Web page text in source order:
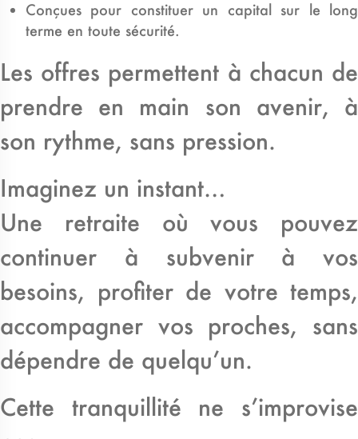
Conçues pour constituer un capital sur le long
terme en toute sécurité.
Les offres permettent à chacun de
prendre en main son avenir, à
son rythme, sans pression.
Imaginez un instant…
Une retraite où vous pouvez
continuer à subvenir à vos
besoins, profiter de votre temps,
accompagner vos proches, sans
dépendre de quelqu’un.
Cette tranquillité ne s’improvise